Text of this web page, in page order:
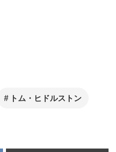
トム・ヒドルストン